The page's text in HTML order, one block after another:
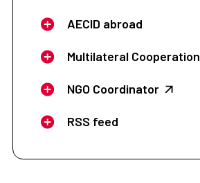
AECID abroad
Multilateral Cooperation
NGO Coordinator
RSS feed